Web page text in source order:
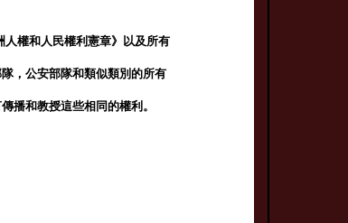
人權和人民權利憲章》以及所有
，公安部隊和類似類別的所有
播和教授這些相同的權利。